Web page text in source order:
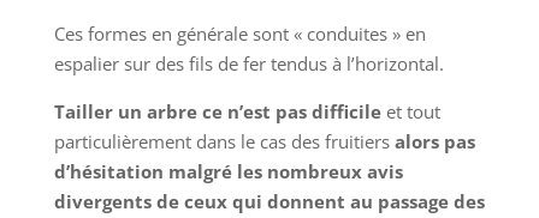
Ces formes en générale sont « conduites » en
espalier sur des fils de fer tendus à l’horizontal.
Tailler un arbre ce n’est pas difficileet tout
particulièrement dans le cas des fruitiers alors pas
d’hésitation malgré les nombreux avis
divergents de ceux qui donnent au passage des